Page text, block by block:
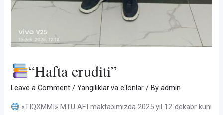
“Hafta eruditi”
Leave a Comment /Yangiliklar va e'lonlar / Byadmin
«TIQXMMI» MTU AFI maktabimizda 2025 yil 12-dekabr kuni